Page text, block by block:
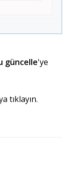
güncelle'ye
tıklayın.